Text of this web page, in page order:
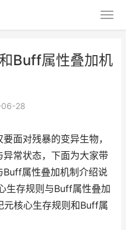
Buff属性叠加机
06-28
面对残暴的变异生物，
常状态，下面为大家带
Buff属性叠加机制介绍说
生存规则与Buff属性叠加
核心生存规则和Buff属